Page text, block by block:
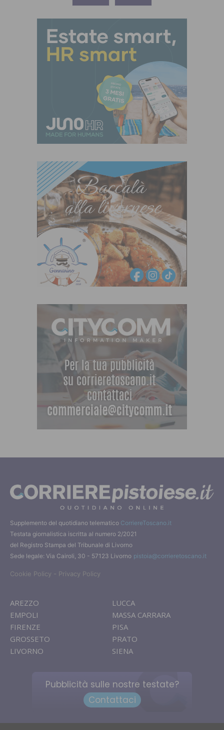
Supplemento del quotidiano telematico CorriereToscano.it
Testata giornalistica iscritta al numero 2/2021
del Registro Stampa del Tribunale di Livorno
Sede legale: Via Cairoli, 30 - 57123 Livorno pistoia@corrieretoscano.it
Cookie Policy - Privacy Policy
AREZZO
EMPOLI
FIRENZE
GROSSETO
LIVORNO
LUCCA
MASSA CARRARA
PISA
PRATO
SIENA
Pubblicità sulle nostre testate?
Contattaci